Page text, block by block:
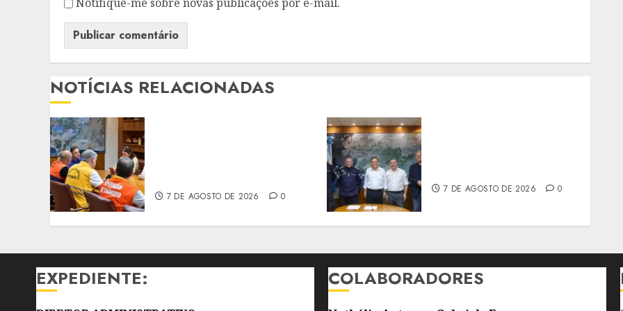
NOTÍCIAS RELACIONADAS
7 DE AGOSTO DE 2026 0
7 DE AGOSTO DE 2026 0
EXPEDIENTE: COLABORADORES